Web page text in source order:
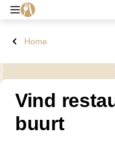
Home
Vind
buurt